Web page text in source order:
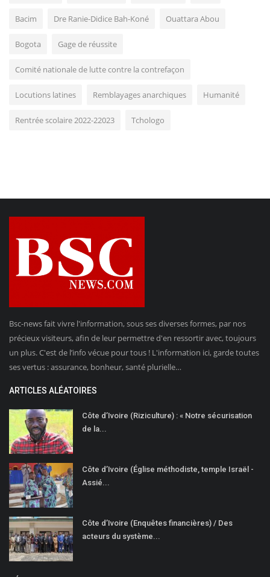
Bacim Dre Ranie-Didice Bah-Koné Ouattara Abou
Bogota Gage de réussite
Comité nationale de lutte contre la contrefaçon
Locutions latines Remblayages anarchiques Humanité
Rentrée scolaire 2022-22023 Tchologo
Bsc-news fait vivre l'information, sous ses diverses formes, par nos
précieux visiteurs, afin de leur permettre d'en ressortir avec, toujours
un plus. C'est de l’info vécue pour tous ! L'information ici, garde toutes
ses vertus : assurance, bonheur, santé plurielle…
ARTICLES ALÉATOIRES
Côte d’Ivoire (Riziculture) : « Notre sécurisation
de la...
Côte d’Ivoire (Église méthodiste, temple Israël -
Assié...
Côte d’Ivoire (Enquêtes financières) / Des
acteurs du système...